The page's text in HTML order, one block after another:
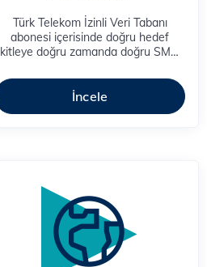
Türk Telekom İzinli Veri Tabanı
abonesi içerisinde doğru hedef
kitleye doğru zamanda doğru SMS,
sağlar.​
İncele